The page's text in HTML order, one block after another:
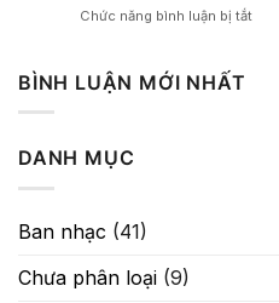
Nghệ
Chức năng bình luận bị tắtở
BÌNH LUẬN MỚI NHẤT
DANH MỤC
Ban nhạc (41)
Chưa phân loại (9)